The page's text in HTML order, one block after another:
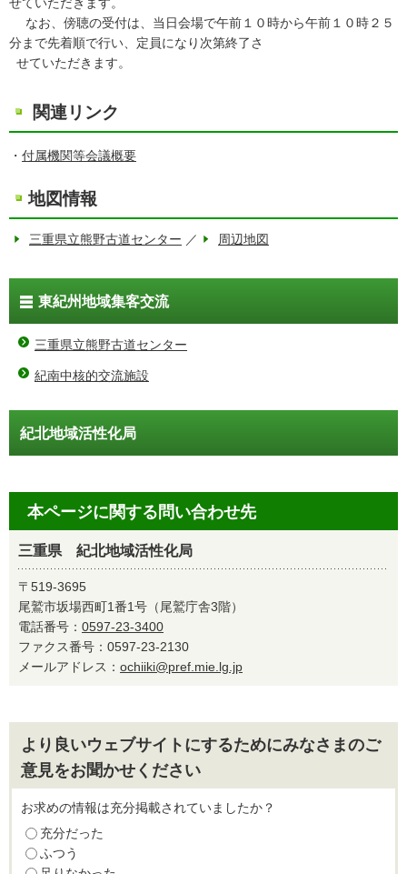
なお、傍聴の受付は、当日会場で午前１０時から午前１０時２５
分まで先着順で行い、定員になり次第終了さ
せていただきます。
関連リンク
・ 付属機関等会議概要
地図情報
三重県立熊野古道センター ／ 周辺地図
東紀州地域集客交流
三重県立熊野古道センター
紀南中核的交流施設
紀北地域活性化局
本ページに関する問い合わせ先
三重県 紀北地域活性化局
〒519-3695
尾鷲市坂場西町1番1号（尾鷲庁舎3階）
電話番号： 0597-23-3400
ファクス番号：0597-23-2130
メールアドレス： ochiiki@pref.mie.lg.jp
より良いウェブサイトにするためにみなさまのご
意見をお聞かせください
お求めの情報は充分掲載されていましたか？
充分だった
ふつう